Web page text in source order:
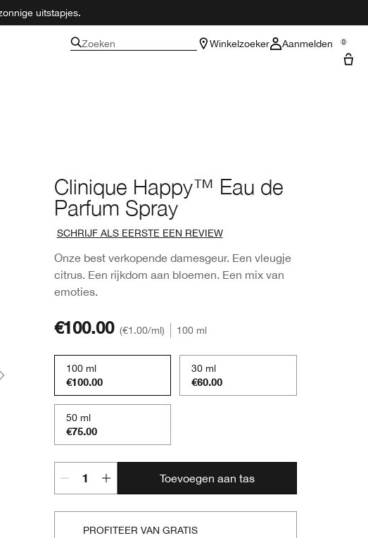
uitstapjes.
Zoeken Winkelzoeker Aanmelden 0
Clinique Happy™ Eau de
Parfum Spray
SCHRIJF ALS EERSTE EEN REVIEW
Onze best verkopende damesgeur. Een vleugje
citrus. Een rijkdom aan bloemen. Een mix van
emoties.
€100.00 €1.00/ml 100 ml
100 ml
€100.00
30 ml
€60.00
50 ml
€75.00
Toevoegen aan tas
PROFITEER VAN GRATIS